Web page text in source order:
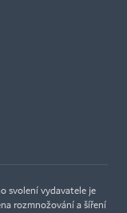
svolení vydavatele je
rozmnožování a šíření